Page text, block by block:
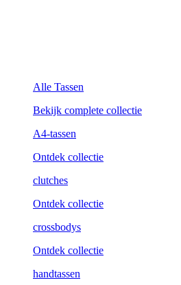
Alle Tassen
Bekijk complete collectie
A4-tassen
Ontdek collectie
clutches
Ontdek collectie
crossbodys
Ontdek collectie
handtassen